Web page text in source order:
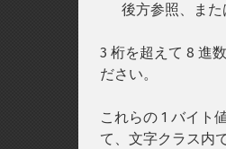
後方参照、ま
3 桁を超えて 8 進
ださい。
これらの 1 バイト
て、文字クラス内